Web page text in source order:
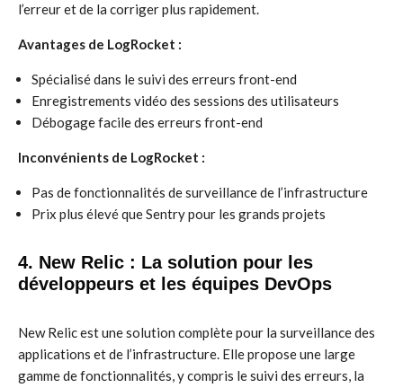
l’erreur et de la corriger plus rapidement.
Avantages de LogRocket :
Spécialisé dans le suivi des erreurs front-end
Enregistrements vidéo des sessions des utilisateurs
Débogage facile des erreurs front-end
Inconvénients de LogRocket :
Pas de fonctionnalités de surveillance de l’infrastructure
Prix plus élevé que Sentry pour les grands projets
4. New Relic : La solution pour les
développeurs et les équipes DevOps
New Relic est une solution complète pour la surveillance des
applications et de l’infrastructure. Elle propose une large
gamme de fonctionnalités, y compris le suivi des erreurs, la